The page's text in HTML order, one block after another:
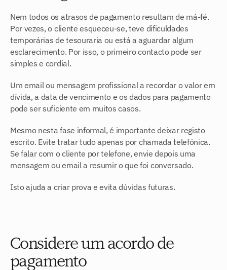
Nem todos os atrasos de pagamento resultam de má-fé.
Por vezes, o cliente esqueceu-se, teve dificuldades
temporárias de tesouraria ou está a aguardar algum
esclarecimento. Por isso, o primeiro contacto pode ser
simples e cordial.
Um email ou mensagem profissional a recordar o valor em
dívida, a data de vencimento e os dados para pagamento
pode ser suficiente em muitos casos.
Mesmo nesta fase informal, é importante deixar registo
escrito. Evite tratar tudo apenas por chamada telefónica.
Se falar com o cliente por telefone, envie depois uma
mensagem ou email a resumir o que foi conversado.
Isto ajuda a criar prova e evita dúvidas futuras.
Considere um acordo de
pagamento